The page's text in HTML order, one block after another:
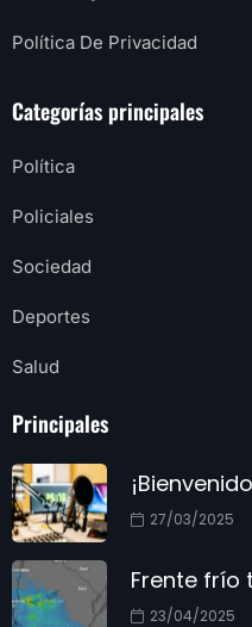
Política De Privacidad
Categorías principales
Política
Policiales
Sociedad
Deportes
Salud
Principales
27/03/2025
Frente frío
23/04/2025